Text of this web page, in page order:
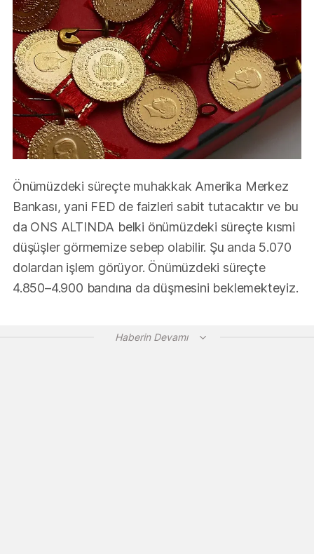
Önümüzdeki süreçte muhakkak Amerika Merkez
Bankası, yani FED de faizleri sabit tutacaktır ve bu
da ONS ALTINDA belki önümüzdeki süreçte kısmi
düşüşler görmemize sebep olabilir. Şu anda 5.070
dolardan işlem görüyor. Önümüzdeki süreçte
4.850–4.900 bandına da düşmesini beklemekteyiz.
Haberin Devamı